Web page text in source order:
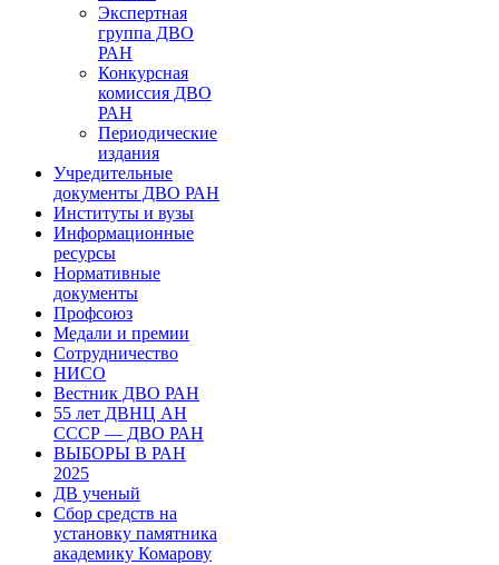
Экспертная
группа ДВО
РАН
Конкурсная
комиссия ДВО
РАН
Периодические
издания
Учредительные
документы ДВО РАН
Институты и вузы
Информационные
ресурсы
Нормативные
документы
Профсоюз
Медали и премии
Сотрудничество
НИСО
Вестник ДВО РАН
55 лет ДВНЦ АН
СССР — ДВО РАН
ВЫБОРЫ В РАН
2025
ДВ ученый
Сбор средств на
установку памятника
академику Комарову